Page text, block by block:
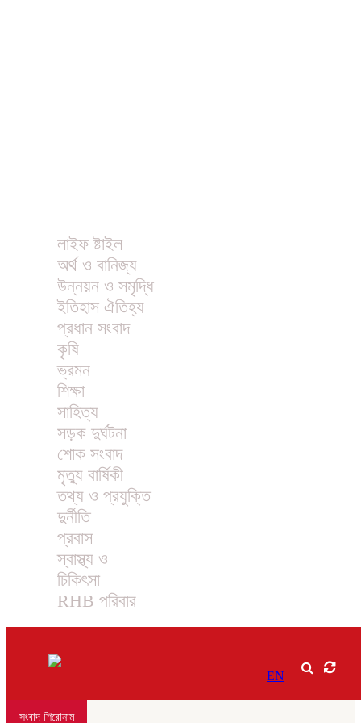
লাইফ ষ্টাইল
অর্থ ও বানিজ্য
উন্নয়ন ও সমৃদ্ধি
ইতিহাস ঐতিহ্য
প্রধান সংবাদ
কৃষি
ভ্রমন
শিক্ষা
সাহিত্য
সড়ক দুর্ঘটনা
শোক সংবাদ
মৃত্যু বার্ষিকী
তথ্য ও প্রযুক্তি
দুর্নীতি
প্রবাস
স্বাস্থ্য ও
চিকিৎসা
RHB পরিবার
EN
সংবাদ শিরোনাম